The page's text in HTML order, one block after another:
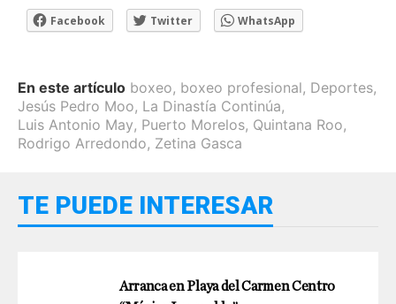
Facebook Twitter WhatsApp
En este artículo boxeo, boxeo profesional, Deportes,
Jesús Pedro Moo, La Dinastía Continúa,
Luis Antonio May, Puerto Morelos, Quintana Roo,
Rodrigo Arredondo, Zetina Gasca
TE PUEDE INTERESAR
Arranca en Playa del Carmen Centro